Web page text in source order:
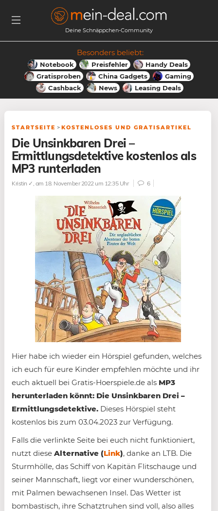
Deine Schnäppchen-Community
Besonders beliebt:
Notebook Preisfehler
Handy Deals
Gratisproben
China Gadgets
Gaming
Cashback
News Leasing Deals
STARTSEITE > KOSTENLOSES UND GRATISARTIKEL
Die Unsinkbaren Drei –
Ermittlungsdetektive kostenlos als
MP3 runterladen
Kristin ✓ , am 18. November 2022 um 12:35 Uhr 6
Hier habe ich wieder ein Hörspiel gefunden, welches
ich euch für eure Kinder empfehlen möchte und ihr
euch aktuell bei Gratis-Hoerspiele.de als MP3
herunterladen könnt: Die Unsinkbaren Drei –
Ermittlungsdetektive. Dieses Hörspiel steht
kostenlos bis zum 03.04.2023 zur Verfügung.
Falls die verlinkte Seite bei euch nicht funktioniert,
nutzt diese Alternative (Link), danke an LTB. Die
Sturmhölle, das Schiff von Kapitän Flitschauge und
seiner Mannschaft, liegt vor einer wunderschönen,
mit Palmen bewachsenen Insel. Das Wetter ist
bombastisch, ihre Schatztruhen sind voll, also alles